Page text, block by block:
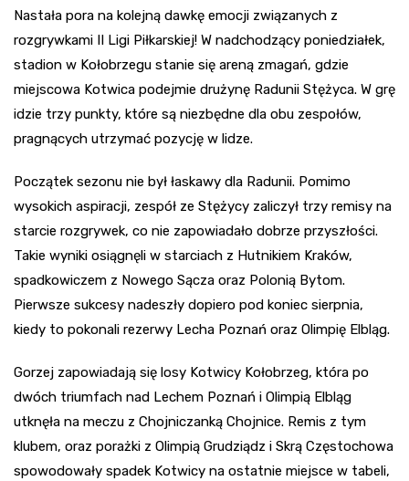
Nastała pora na kolejną dawkę emocji związanych z
rozgrywkami II Ligi Piłkarskiej! W nadchodzący poniedziałek,
stadion w Kołobrzegu stanie się areną zmagań, gdzie
miejscowa Kotwica podejmie drużynę Radunii Stężyca. W grę
idzie trzy punkty, które są niezbędne dla obu zespołów,
pragnących utrzymać pozycję w lidze.
Początek sezonu nie był łaskawy dla Radunii. Pomimo
wysokich aspiracji, zespół ze Stężycy zaliczył trzy remisy na
starcie rozgrywek, co nie zapowiadało dobrze przyszłości.
Takie wyniki osiągnęli w starciach z Hutnikiem Kraków,
spadkowiczem z Nowego Sącza oraz Polonią Bytom.
Pierwsze sukcesy nadeszły dopiero pod koniec sierpnia,
kiedy to pokonali rezerwy Lecha Poznań oraz Olimpię Elbląg.
Gorzej zapowiadają się losy Kotwicy Kołobrzeg, która po
dwóch triumfach nad Lechem Poznań i Olimpią Elbląg
utknęła na meczu z Chojniczanką Chojnice. Remis z tym
klubem, oraz porażki z Olimpią Grudziądz i Skrą Częstochowa
spowodowały spadek Kotwicy na ostatnie miejsce w tabeli,